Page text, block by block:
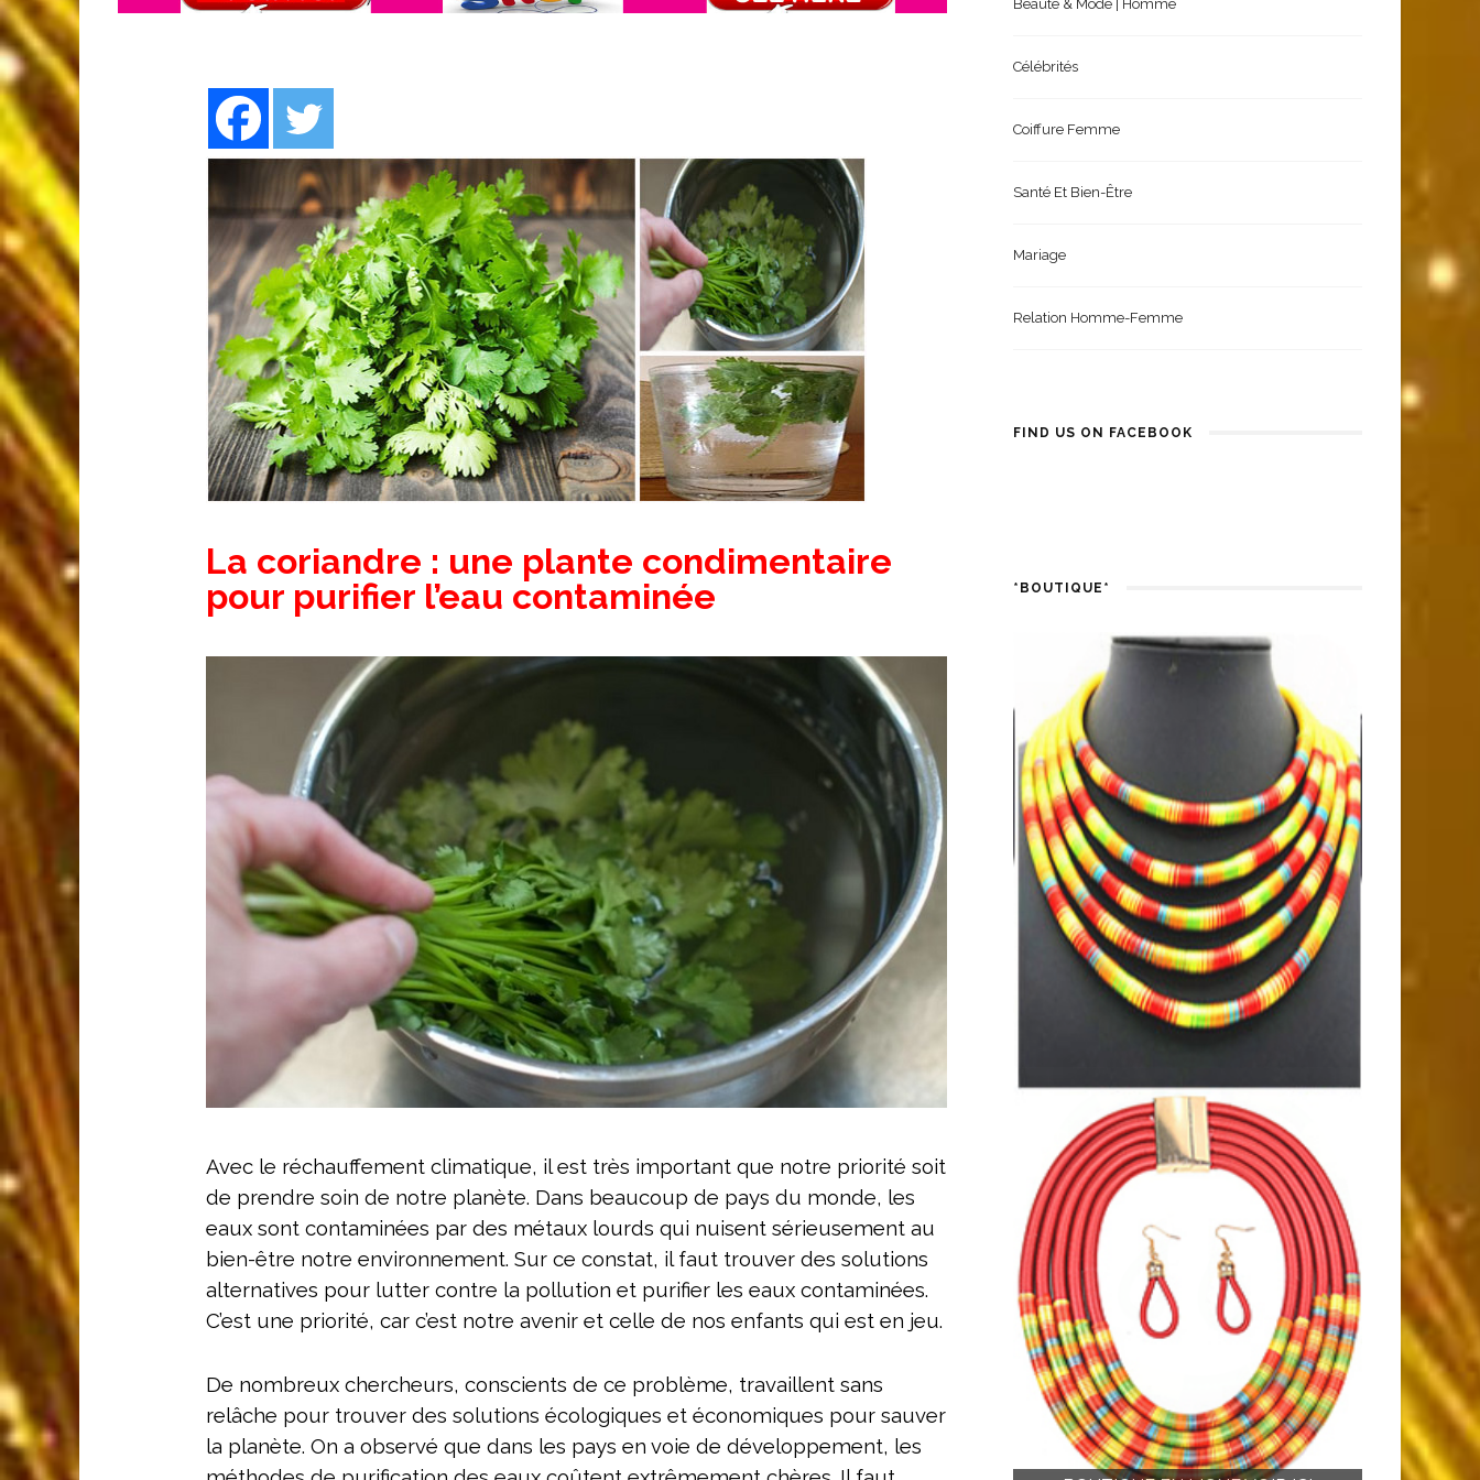
La coriandre : une plante condimentaire
pour purifier l’eau contaminée
Avec le réchauffement climatique, il est très important que notre priorité soit
de prendre soin de notre planète. Dans beaucoup de pays du monde, les
eaux sont contaminées par des métaux lourds qui nuisent sérieusement au
bien-être notre environnement. Sur ce constat, il faut trouver des solutions
alternatives pour lutter contre la pollution et purifier les eaux contaminées.
C’est une priorité, car c’est notre avenir et celle de nos enfants qui est en jeu.
De nombreux chercheurs, conscients de ce problème, travaillent sans
relâche pour trouver des solutions écologiques et économiques pour sauver
la planète. On a observé que dans les pays en voie de développement, les
Beauté & Mode | Homme
Célébrités
Coiffure Femme
Santé Et Bien-Être
Mariage
Relation Homme-Femme
FIND US ON FACEBOOK
*BOUTIQUE*